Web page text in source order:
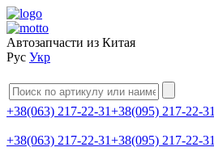
Автозапчасти из Китая
Рус Укр
+38(063) 217-22-31+38(095) 217-22-31
+38(063) 217-22-31+38(095) 217-22-31